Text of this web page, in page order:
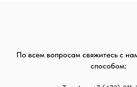
По всем вопросам свяжитесь с
способом: